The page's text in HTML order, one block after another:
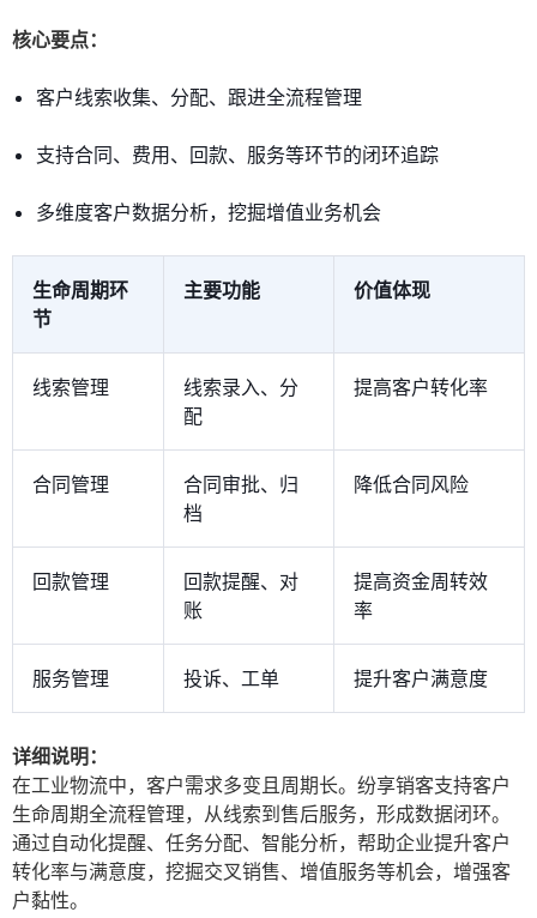
核心要点：
客户线索收集、分配、跟进全流程管理
支持合同、费用、回款、服务等环节的闭环追踪
多维度客户数据分析，挖掘增值业务机会
生命周期环
节
主要功能 价值体现
线索管理
线索录入、分
配
提高客户转化率
合同管理
合同审批、归
档
降低合同风险
回款管理
回款提醒、对
账
提高资金周转效
率
服务管理 投诉、工单 提升客户满意度
详细说明：
在工业物流中，客户需求多变且周期长。纷享销客支持客户
生命周期全流程管理，从线索到售后服务，形成数据闭环。
通过自动化提醒、任务分配、智能分析，帮助企业提升客户
转化率与满意度，挖掘交叉销售、增值服务等机会，增强客
户黏性。